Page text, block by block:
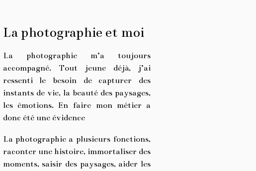
La photographie et moi
La photographie m’a toujours
accompagné. Tout jeune déjà, j’ai
ressenti le besoin de capturer des
instants de vie, la beauté des paysages,
les émotions. En faire mon métier a
donc été une évidence
La photographie a plusieurs fonctions,
raconter une histoire, immortaliser des
moments, saisir des paysages, aider les